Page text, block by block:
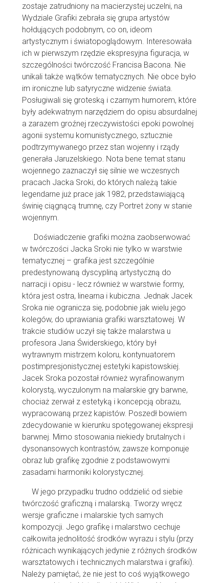
zostaje zatrudniony na macierzystej uczelni, na
Wydziale Grafiki zebrała się grupa artystów
hołdujących podobnym, co on, ideom
artystycznym i światopoglądowym. Interesowała
ich w pierwszym rzędzie ekspresyjna figuracja, w
szczególności twórczość Francisa Bacona. Nie
unikali także wątków tematycznych. Nie obce było
im ironiczne lub satyryczne widzenie świata.
Posługiwali się groteską i czarnym humorem, które
były adekwatnym narzędziem do opisu absurdalnej
a zarazem groźnej rzeczywistości epoki powolnej
agonii systemu komunistycznego, sztucznie
podtrzymywanego przez stan wojenny i rządy
generała Jaruzelskiego. Nota bene temat stanu
wojennego zaznaczył się silnie we wczesnych
pracach Jacka Sroki, do których należą takie
legendarne już prace jak 1982, przedstawiającą
świnię ciągnącą trumnę, czy Portret żony w stanie
wojennym.
Doświadczenie grafiki można zaobserwować
w twórczości Jacka Sroki nie tylko w warstwie
tematycznej – grafika jest szczególnie
predestynowaną dyscypliną artystyczną do
narracji i opisu - lecz również w warstwie formy,
która jest ostra, linearna i kubiczna. Jednak Jacek
Sroka nie ogranicza się, podobnie jak wielu jego
kolegów, do uprawiania grafiki warsztatowej. W
trakcie studiów uczył się także malarstwa u
profesora Jana Świderskiego, który był
wytrawnym mistrzem koloru, kontynuatorem
postimpresjonistycznej estetyki kapistowskiej.
Jacek Sroka pozostał również wyrafinowanym
kolorystą, wyczulonym na malarskie gry barwne,
chociaż zerwał z estetyką i koncepcją obrazu,
wypracowaną przez kapistów. Poszedł bowiem
zdecydowanie w kierunku spotęgowanej ekspresji
barwnej. Mimo stosowania niekiedy brutalnych i
dysonansowych kontrastów, zawsze komponuje
obraz lub grafikę zgodnie z podstawowymi
zasadami harmoniki kolorystycznej.
W jego przypadku trudno oddzielić od siebie
twórczość graficzną i malarską. Tworzy wręcz
wersje graficzne i malarskie tych samych
kompozycji. Jego grafikę i malarstwo cechuje
całkowita jednolitość środków wyrazu i stylu (przy
różnicach wynikających jedynie z różnych środków
warsztatowych i technicznych malarstwa i grafiki).
Należy pamiętać, że nie jest to coś wyjątkowego